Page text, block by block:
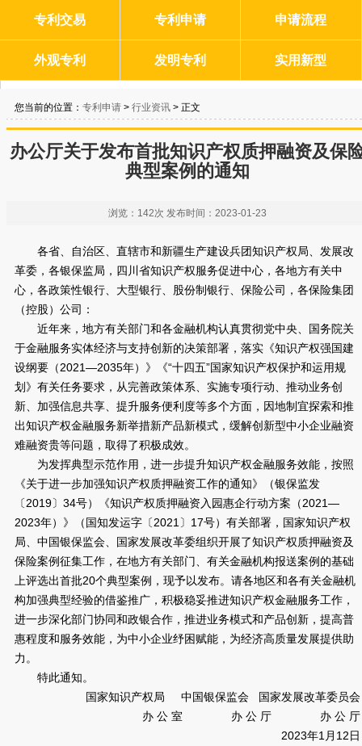
专利交易 专利申请 申请流程
外观专利 发明专利 实用新型
您当前的位置： 专利申请 > 行业资讯 > 正文
办公厅关于发布首批知识产权质押融资及保
典型案例的通知
浏览： 142次 发布时间： 2023-01-23
各省、自治区、直辖市和新疆生产建设兵团知识产权局、发展改
革委，各银保监局，四川省知识产权服务促进中心，各地方有关中
心，各政策性银行、大型银行、股份制银行、保险公司，各保险集团
（控股）公司：
近年来，地方有关部门和各金融机构认真贯彻党中央、国务院关
于金融服务实体经济与支持创新的决策部署，落实《知识产权强国建
设纲要（2021—2035年）》《“十四五”国家知识产权保护和运用规
划》有关任务要求，从完善政策体系、实施专项行动、推动业务创
新、加强信息共享、提升服务便利度等多个方面，因地制宜探索和推
出知识产权金融服务新举措新产品新模式，缓解创新型中小企业融资
难融资贵等问题，取得了积极成效。
为发挥典型示范作用，进一步提升知识产权金融服务效能，按照
《关于进一步加强知识产权质押融资工作的通知》（银保监发
〔2019〕34号）《知识产权质押融资入园惠企行动方案（2021—
2023年）》（国知发运字〔2021〕17号）有关部署，国家知识产权
局、中国银保监会、国家发展改革委组织开展了知识产权质押融资及
保险案例征集工作，在地方有关部门、有关金融机构报送案例的基础
上评选出首批20个典型案例，现予以发布。请各地区和各有关金融机
构加强典型经验的借鉴推广，积极稳妥推进知识产权金融服务工作，
进一步深化部门协同和政银合作，推进业务模式和产品创新，提高普
惠程度和服务效能，为中小企业纾困赋能，为经济高质量发展提供助
力。
特此通知。
国家知识产权局 中国银保监会 国家发展改革委员会
办 公 室 办 公 厅 办 公 厅
2023年1月12日